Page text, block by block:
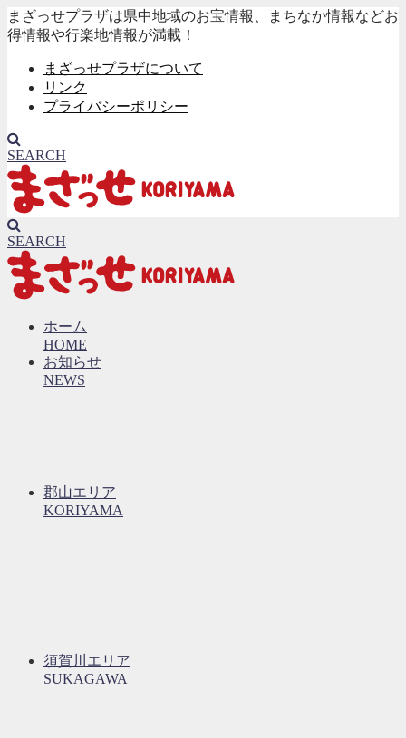
まざっせプラザは県中地域のお宝情報、まちなか情報などお
得情報や行楽地情報が満載！
まざっせプラザについて
リンク
プライバシーポリシー
SEARCH
SEARCH
ホーム
HOME
お知らせ
NEWS
郡山エリア
KORIYAMA
須賀川エリア
SUKAGAWA